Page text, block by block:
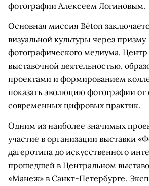
фотографии Алексеем Логиновым.
Основная миссия Béton
визуальной культуры через призму
фотографического медиума. Центр
выставочной деятельностью,
проектами и формированием
показать эволюцию фотографии от
современных цифровых практик.
Одним из наиболее значимых
участие в организации выставки
дагеротипа до искусственного
прошедшей в Центральном
«Манеж» в Санкт-Петербурге.